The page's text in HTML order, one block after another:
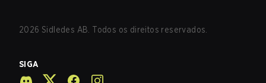
2026 Sidledes AB. Todos os direitos reservados.
SIGA